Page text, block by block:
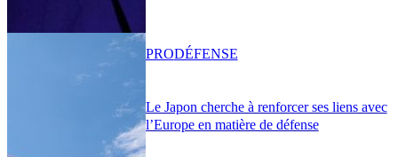
Le Japon cherche à renforcer ses liens avec
l’Europe en matière de défense
PRODÉFENSE